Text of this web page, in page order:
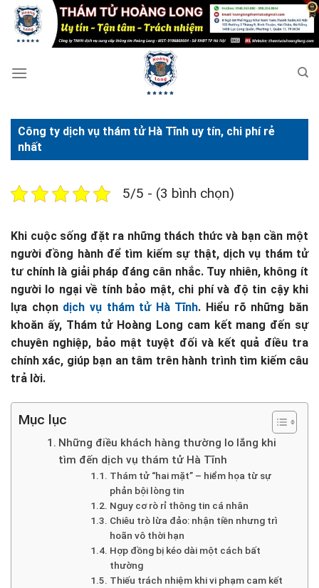
qua
Công ty dịch vụ thám tử Hà Tĩnh uy tín, chi phí rẻ
nhất
5/5 - (3 bình chọn)
Khi cuộc sống đặt ra những thách thức và bạn cần một
người đồng hành để tìm kiếm sự thật, dịch vụ thám tử
tư chính là giải pháp đáng cân nhắc. Tuy nhiên, không ít
người lo ngại về tính bảo mật, chi phí và độ tin cậy khi
lựa chọn dịch vụ thám tử Hà Tĩnh. Hiểu rõ những băn
khoăn ấy, Thám tử Hoàng Long cam kết mang đến sự
chuyên nghiệp, bảo mật tuyệt đối và kết quả điều tra
chính xác, giúp bạn an tâm trên hành trình tìm kiếm câu
trả lời.
Mục lục
Những điều khách hàng thường lo lắng khi
tìm đến dịch vụ thám tử Hà Tĩnh
Thám tử “hai mặt” – hiểm họa từ sự
phản bội lòng tin
Nguy cơ rò rỉ thông tin cá nhân
Chiêu trò lừa đảo: nhận tiền nhưng trì
hoãn vô thời hạn
Hợp đồng bị kéo dài một cách bất
thường
Thiếu trách nhiệm khi vi phạm cam kết